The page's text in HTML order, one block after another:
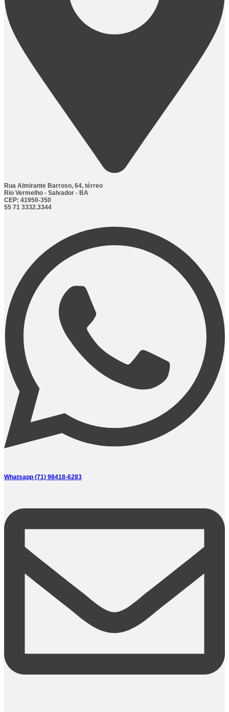
Rua Almirante Barroso, 64, térreo
Rio Vermelho - Salvador - BA
CEP: 41950-350
55 71 3332.3344
Whatsapp (71) 98418-6283